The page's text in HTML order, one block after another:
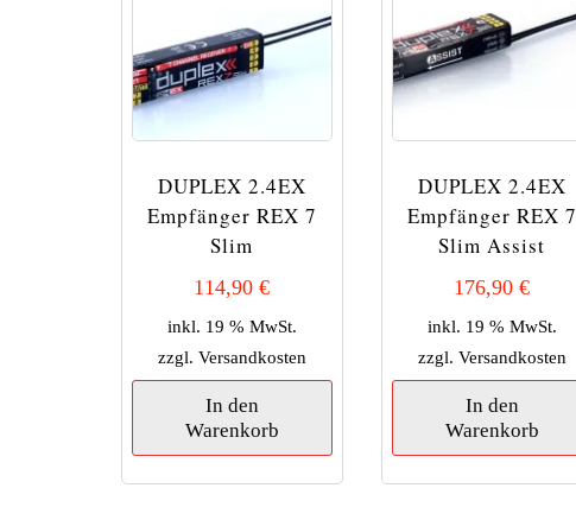
der
Produktseite
gewählt
DUPLEX 2.4EX
Empfänger REX 7
Slim
114,90€
inkl. 19 % MwSt.
zzgl. Versandkosten
In den
Warenkorb
DUPLEX 2.4EX
Empfänger REX 7
Slim Assist
176,90€
inkl. 19 % MwSt.
zzgl. Versandkosten
In den
Warenkorb